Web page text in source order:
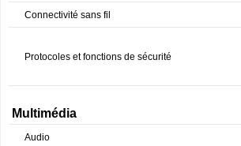
Connectivité sans fil
Protocoles et fonctions de sécurité
Multimédia
Audio